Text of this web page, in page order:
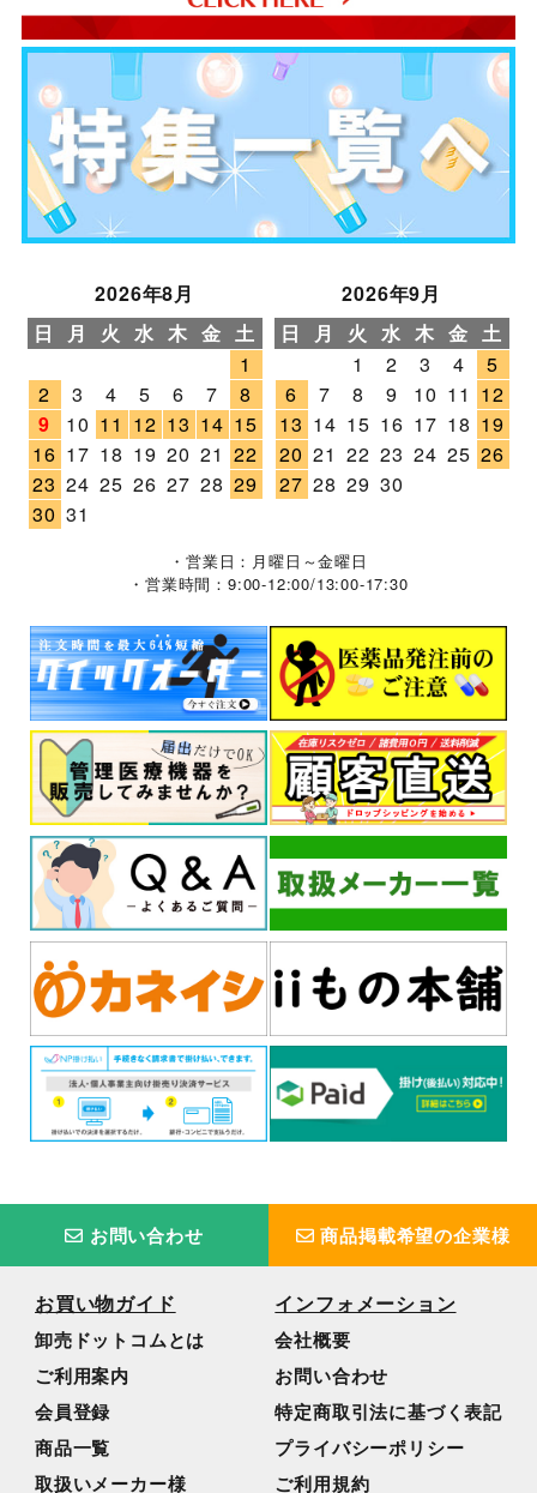
2026年8月
日
月 火 水 木 金 土
1
2
3 4 5 6 7
8
9
10 11 12 13 14 15
16 17 18 19 20 21 22
23 24 25 26 27 28 29
30 31
2026年9月
日
月 火 水 木 金 土
1
2 3 4
5
6
7 8 9 10 11 12
13 14 15 16 17 18 19
20 21 22 23 24 25 26
27 28 29 30
・営業日：月曜日～金曜日
・営業時間：9:00-12:00/13:00-17:30
お問い合わせ 商品掲載希望の企業様
お買い物ガイド
卸売ドットコムとは
ご利用案内
会員登録
商品一覧
取扱いメーカー様
インフォメーション
会社概要
お問い合わせ
特定商取引法に基づく表記
プライバシーポリシー
ご利用規約